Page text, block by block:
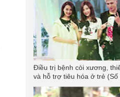
Điều trị bệnh còi xương,
và hỗ trợ tiêu hóa ở trẻ (Số